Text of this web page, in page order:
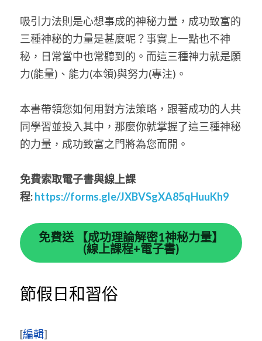
吸引力法則是心想事成的神秘力量，成功致富的
三種神秘的力量是甚麼呢？事實上一點也不神
秘，日常當中也常聽到的。而這三種神力就是願
力(能量)、能力(本領)與努力(專注)。
本書帶領您如何用對方法策略，跟著成功的人共
同學習並投入其中，那麼你就掌握了這三種神秘
的力量，成功致富之門將為您而開。
免費索取電子書與線上課
程:https://forms.gle/JXBVSgXA85qHuuKh9
免費送 【成功理論解密1神秘力量】
(線上課程+電子書)
節假日和習俗
[編輯]